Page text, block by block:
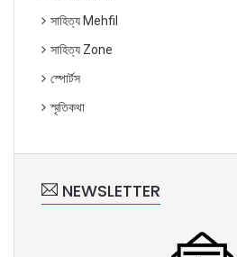
সাহিত্য Mehfil
সাহিত্য Zone
স্পোর্টস
স্মৃতিকথা
NEWSLETTER